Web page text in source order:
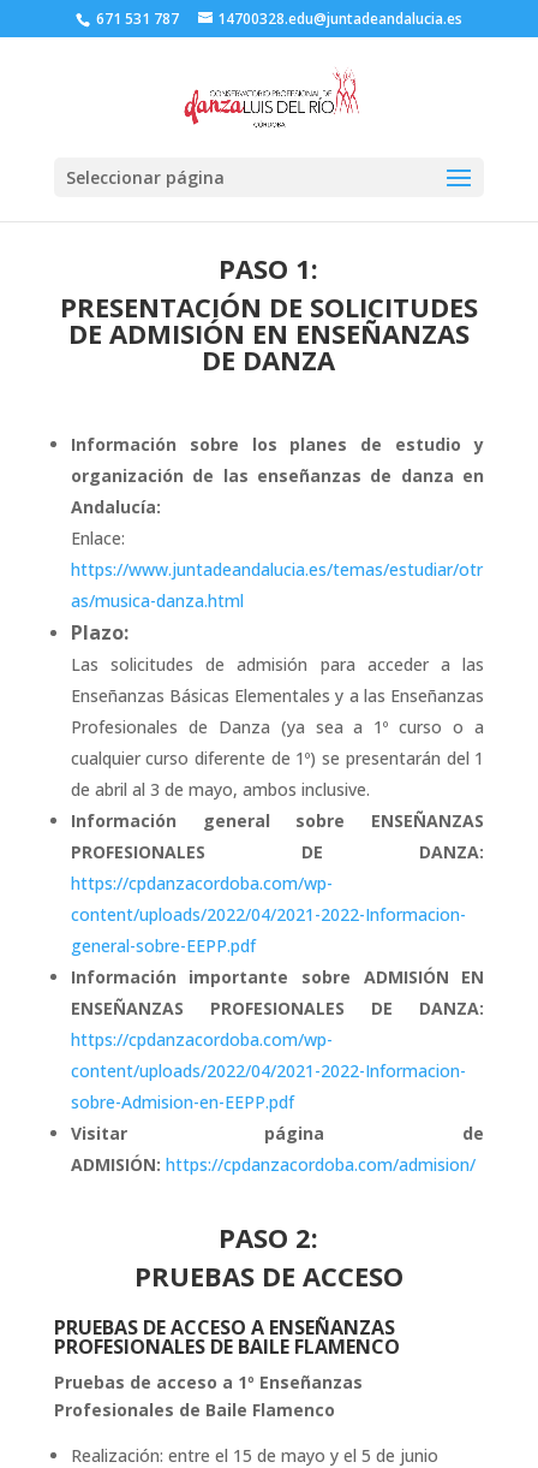
671 531 787 14700328.edu@juntadeandalucia.es
Seleccionar página
PASO 1:
PRESENTACIÓN DE SOLICITUDES
DE ADMISIÓN EN ENSEÑANZAS
DE DANZA
Información sobre los planes de estudio y
organización de las enseñanzas de danza en
Andalucía:
Enlace:
https://www.juntadeandalucia.es/temas/estudiar/otr
as/musica-danza.html
Plazo:
Las solicitudes de admisión para acceder a las
Enseñanzas Básicas Elementales y a las Enseñanzas
Profesionales de Danza (ya sea a 1º curso o a
cualquier curso diferente de 1º) se presentarán del 1
de abril al 3 de mayo, ambos inclusive.
Información general sobre ENSEÑANZAS
PROFESIONALES DE DANZA:
https://cpdanzacordoba.com/wp-
content/uploads/2022/04/2021-2022-Informacion-
general-sobre-EEPP.pdf
Información importante sobre ADMISIÓN EN
ENSEÑANZAS PROFESIONALES DE DANZA:
https://cpdanzacordoba.com/wp-
content/uploads/2022/04/2021-2022-Informacion-
sobre-Admision-en-EEPP.pdf
Visitar página de
ADMISIÓN: https://cpdanzacordoba.com/admision/
PASO 2:
PRUEBAS DE ACCESO
PRUEBAS DE ACCESO A ENSEÑANZAS
PROFESIONALES DE BAILE FLAMENCO
Pruebas de acceso a 1º Enseñanzas
Profesionales de Baile Flamenco
Realización: entre el 15 de mayo y el 5 de junio